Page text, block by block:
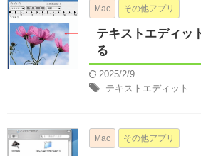
Mac その他アプリ
テキストエディッ
る
2025/2/9
テキストエディット
Mac その他アプリ